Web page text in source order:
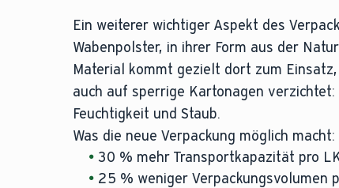
Ein weiterer wichtiger Aspekt des
Wabenpolster, in ihrer Form aus der
Material kommt gezielt dort zum
auch auf sperrige Kartonagen
Feuchtigkeit und Staub.
Was die neue Verpackung möglich macht:
30 % mehr Transportkapazität pro
25 % weniger Verpackungsvolumen